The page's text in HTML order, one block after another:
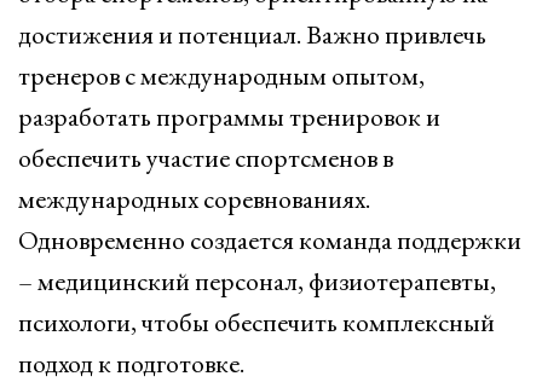
достижения и потенциал. Важно привлечь
тренеров с международным опытом,
разработать программы тренировок и
обеспечить участие спортсменов в
международных соревнованиях.
Одновременно создается команда поддержки
– медицинский персонал, физиотерапевты,
психологи, чтобы обеспечить комплексный
подход к подготовке.